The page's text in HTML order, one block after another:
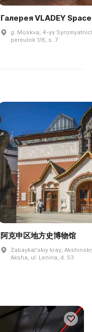
Галерея VLADEY Space
g. Moskva, 4-yy
pereulok 1/8, s. 7
阿克申区地方史博物馆
Zabaykalʹskiy kray,
Aksha, ul. Lenina, d. 53